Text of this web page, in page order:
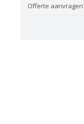
Offerte